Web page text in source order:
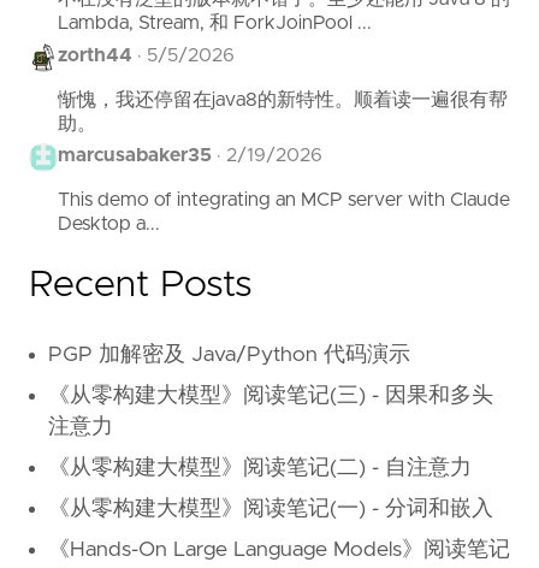
Lambda, Stream, 和 ForkJoinPool ...
zorth44 · 5/5/2026
惭愧，我还停留在java8的新特性。顺着读一遍很有帮
助。
marcusabaker35 · 2/19/2026
This demo of integrating an MCP server with Claude
Desktop a...
Recent Posts
PGP 加解密及 Java/Python 代码演示
《从零构建大模型》阅读笔记(三) - 因果和多头
注意力
《从零构建大模型》阅读笔记(二) - 自注意力
《从零构建大模型》阅读笔记(一) - 分词和嵌入
《Hands-On Large Language Models》阅读笔记